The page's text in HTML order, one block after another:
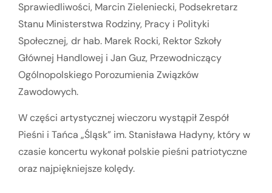
Sprawiedliwości, Marcin Zieleniecki, Podsekretarz
Stanu Ministerstwa Rodziny, Pracy i Polityki
Społecznej, dr hab. Marek Rocki, Rektor Szkoły
Głównej Handlowej i Jan Guz, Przewodniczący
Ogólnopolskiego Porozumienia Związków
Zawodowych.
W części artystycznej wieczoru wystąpił Zespół
Pieśni i Tańca „Śląsk” im. Stanisława Hadyny, który w
czasie koncertu wykonał polskie pieśni patriotyczne
oraz najpiękniejsze kolędy.